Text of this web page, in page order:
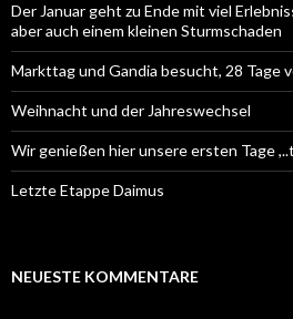
Der Januar geht zu Ende mit viel
aber auch einem kleinen Sturmschaden
Markttag und Gandia besucht, 28 Tage
Weihnacht und der Jahreswechsel
Wir genießen hier unsere ersten Tage
Letzte Etappe Daimus
NEUESTE KOMMENTARE